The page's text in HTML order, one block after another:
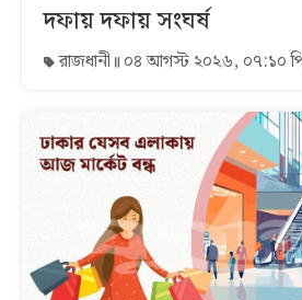
দফায় দফায় সংঘর্ষ
রাজধানী ০৪ আগস্ট ২০২৬, ০৭:১০